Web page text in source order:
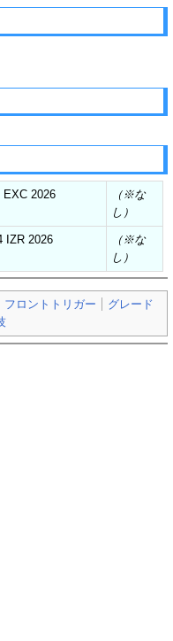
EXC 2026
（※な
し）
IZR 2026
（※な
し）
フロントトリガー
グレード